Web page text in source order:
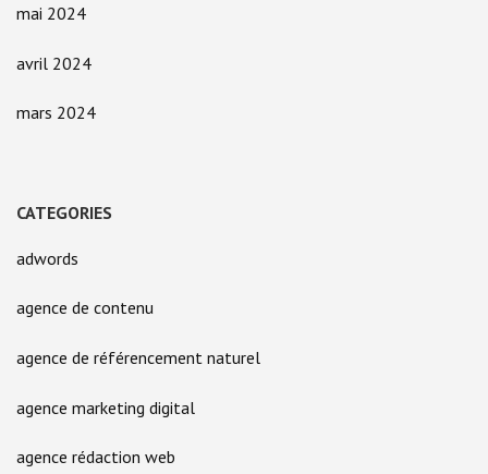
mai 2024
avril 2024
mars 2024
CATEGORIES
adwords
agence de contenu
agence de référencement naturel
agence marketing digital
agence rédaction web